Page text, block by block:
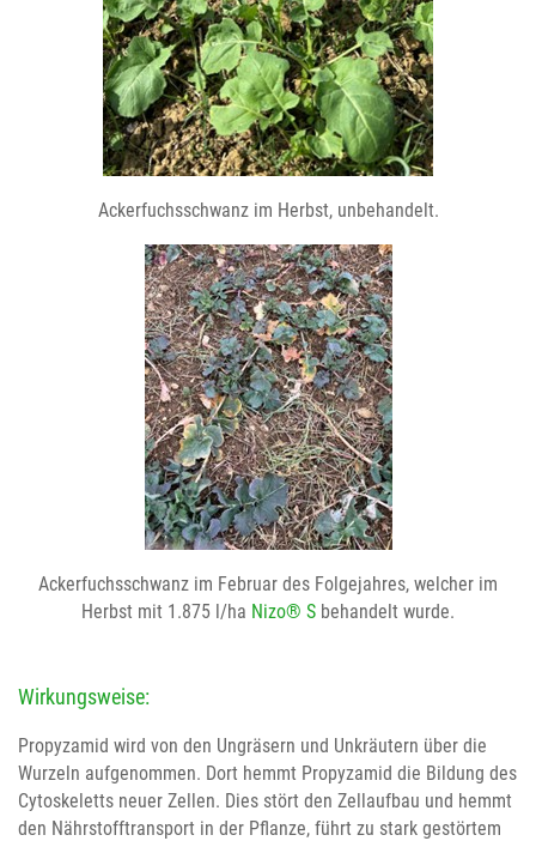
Ackerfuchsschwanz im Herbst, unbehandelt.
Ackerfuchsschwanz im Februar des Folgejahres, welcher im
Herbst mit 1.875 l/ha Nizo® S behandelt wurde.
Wirkungsweise:
Propyzamid wird von den Ungräsern und Unkräutern über die
Wurzeln aufgenommen. Dort hemmt Propyzamid die Bildung des
Cytoskeletts neuer Zellen. Dies stört den Zellaufbau und hemmt
den Nährstofftransport in der Pflanze, führt zu stark gestörtem